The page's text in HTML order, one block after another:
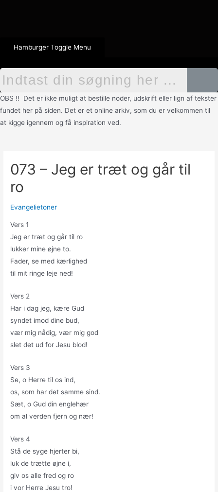
Hamburger Toggle Menu
OBS !! Det er ikke muligt at bestille noder, udskrift eller lign af tekster
fundet her på siden. Det er et online arkiv, som du er velkommen til
at kigge igennem og få inspiration ved.
073 – Jeg er træt og går til
ro
Evangelietoner
Vers 1
Jeg er træt og går til ro
lukker mine øjne to.
Fader, se med kærlighed
til mit ringe leje ned!
Vers 2
Har i dag jeg, kære Gud
syndet imod dine bud,
vær mig nådig, vær mig god
slet det ud for Jesu blod!
Vers 3
Se, o Herre til os ind,
os, som har det samme sind.
Sæt, o Gud din englehær
om al verden fjern og nær!
Vers 4
Stå de syge hjerter bi,
luk de trætte øjne i,
giv os alle fred og ro
i vor Herre Jesu tro!